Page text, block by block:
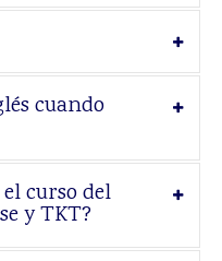
cuando
curso del
y TKT?